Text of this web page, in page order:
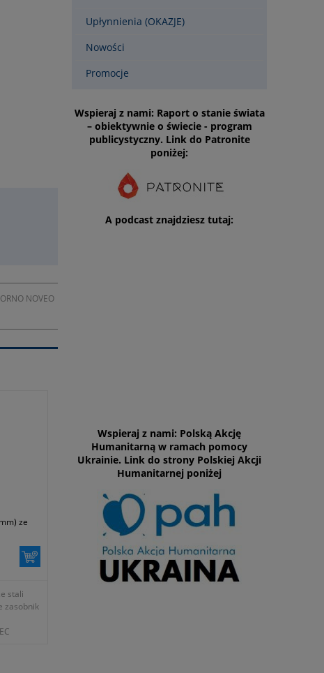
NOVEO
ze
stali
zasobnik
Upłynnienia (OKAZJE)
Nowości
Promocje
Wspieraj z nami: Raport o stanie świata
– obiektywnie o świecie - program
publicystyczny. Link do Patronite
poniżej:
A podcast znajdziesz tutaj:
Wspieraj z nami: Polską Akcję
Humanitarną w ramach pomocy
Ukrainie. Link do strony Polskiej Akcji
Humanitarnej poniżej